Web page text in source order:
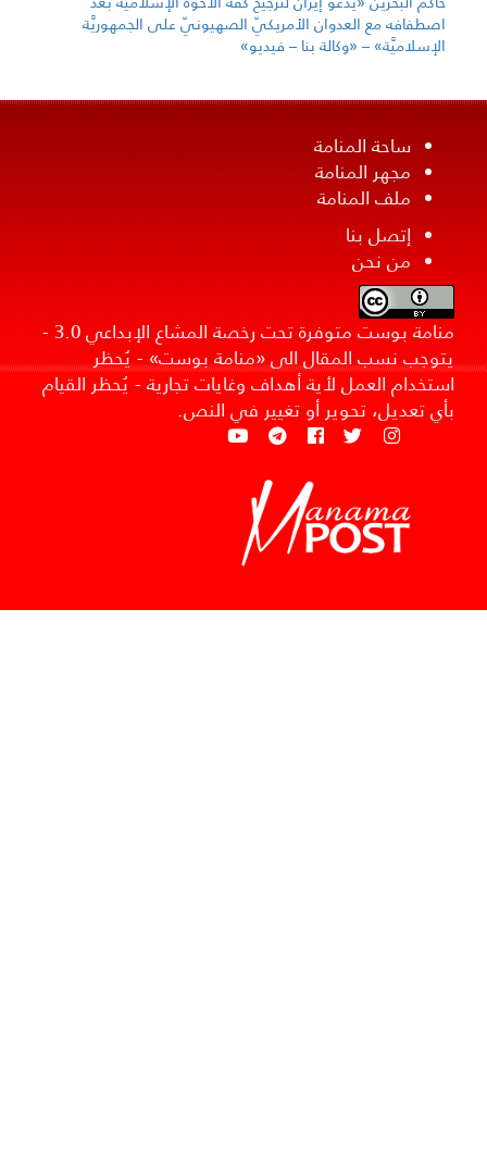
اصطفافه مع العدوان الأمريكيّ الصهيونيّ على الجمهوريَّة
الإسلاميَّة» – «وكالة بنا – فيديو»
ساحة المنامة
مجهر المنامة
ملف المنامة
إتصل بنا
من نحن
منامة بوست متوفرة تحت رخصة المشاع الإبداعي 3.0 -
يتوجب نسب المقال الى «منامة بوست» - يُحظر
استخدام العمل لأية أهداف وغايات تجارية - يُحظر القيام
بأي تعديل، تحوير أو تغيير في النص.